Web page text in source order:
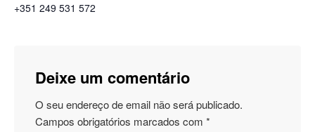
+351 249 531 572
Deixe um comentário
O seu endereço de email não será publicado.
Campos obrigatórios marcados com *